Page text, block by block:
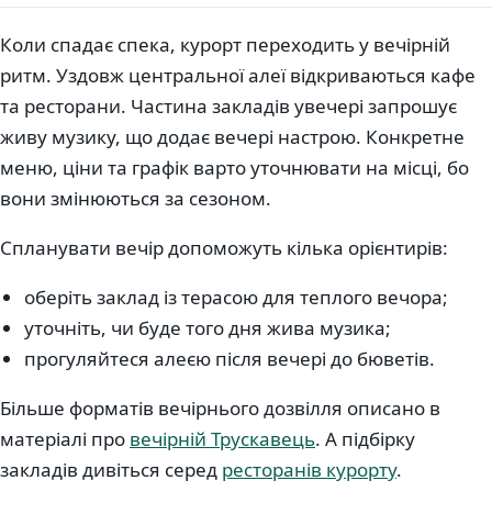
Коли спадає спека, курорт переходить у вечірній
ритм. Уздовж центральної алеї відкриваються кафе
та ресторани. Частина закладів увечері запрошує
живу музику, що додає вечері настрою. Конкретне
меню, ціни та графік варто уточнювати на місці, бо
вони змінюються за сезоном.
Спланувати вечір допоможуть кілька орієнтирів:
оберіть заклад із терасою для теплого вечора;
уточніть, чи буде того дня жива музика;
прогуляйтеся алеєю після вечері до бюветів.
Більше форматів вечірнього дозвілля описано в
матеріалі про вечірній Трускавець. А підбірку
закладів дивіться серед ресторанів курорту.